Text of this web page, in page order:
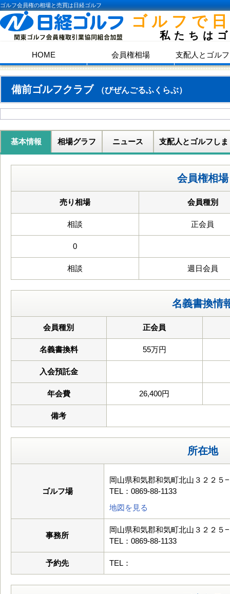
ゴルフ会員権の相場と売買は日経ゴルフ
ゴルフで
私たちは
HOME 会員権相場 支配人とゴル
備前ゴルフクラブ （びぜんごるふくらぶ）
基本情報 相場グラフ ニュース 支配人とゴルフしま
会員権相場
売り相場 会員種別
相談 正会員
0
相談 週日会員
名義書換情
会員種別 正会員
名義書換料 55万円
入会預託金
年会費 26,400円
備考
所在地
ゴルフ場
岡山県和気郡和気町北山３２２５
TEL：0869-88-1133
地図を見る
事務所
岡山県和気郡和気町北山３２２５
TEL：0869-88-1133
予約先 TEL：